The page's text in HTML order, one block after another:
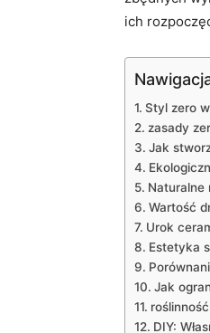
ich
Styl zero
zasady
Jak
Naturalne
Wartość
Urok
Estetyka
Jak
DIY: